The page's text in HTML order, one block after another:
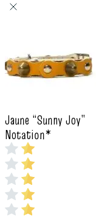
Jaune “Sunny Joy”
Notation*